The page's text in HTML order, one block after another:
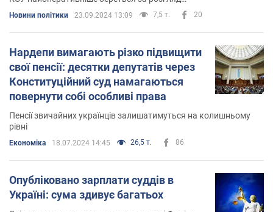
справ щодо неконституційності зменшення
виплат (зарплат та пенсій) депутатам,
прокурорам, суддям…
Новини політики 23.09.2024 13:09 7,5 т. 20
Нардепи вимагають різко підвищити
свої пенсії: десятки депутатів через
Конституційний суд намагаються
повернути собі особливі права
Пенсії звичайних українців залишатимуться на колишньому
рівні
Економіка 18.07.2024 14:45 26,5 т. 86
Опубліковано зарплати суддів в
Україні: сума здивує багатьох